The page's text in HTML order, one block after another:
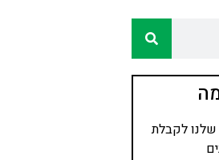
שלנו לקבלת